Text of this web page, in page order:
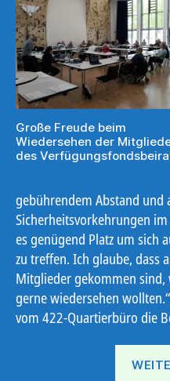
Große Freude beim
Wiedersehen der
des
gebührendem Abstand und
Sicherheitsvorkehrungen
es genügend Platz um sich
zu treffen. Ich glaube, dass
Mitglieder gekommen sind,
gerne wiedersehen
vom 422-Quartierbüro die